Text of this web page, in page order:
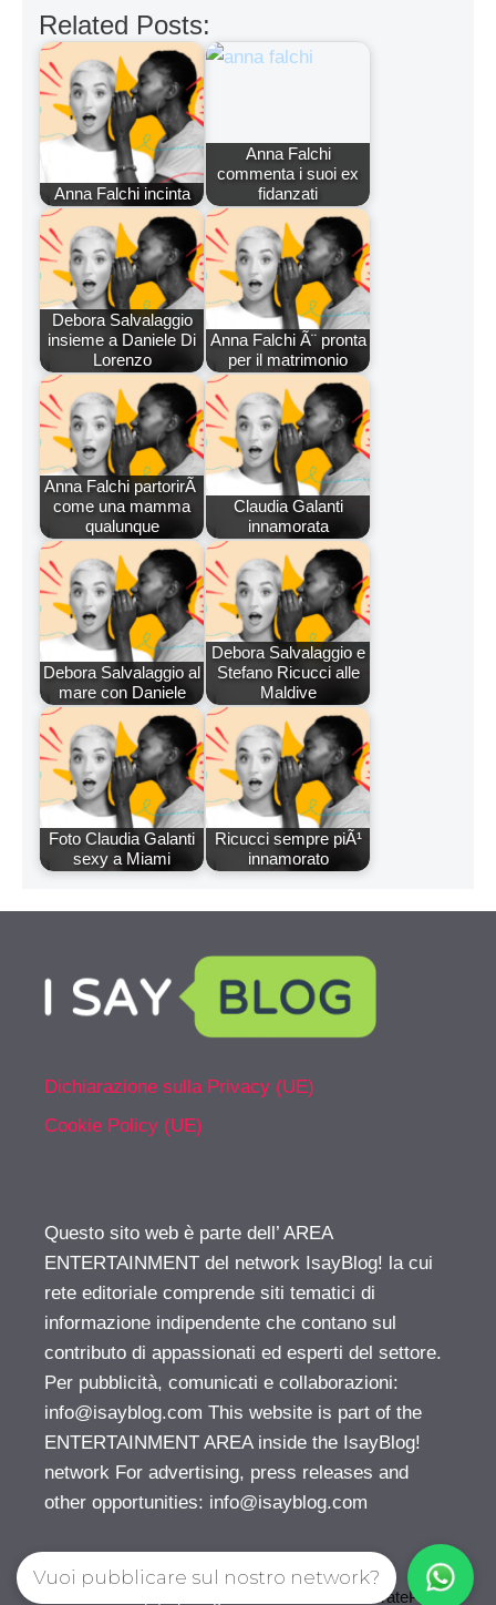
Related Posts:
Anna Falchi incinta
Anna Falchi
commenta i suoi ex
fidanzati
Debora Salvalaggio
insieme a Daniele Di
Lorenzo
Anna Falchi Ã¨ pronta
per il matrimonio
Anna Falchi partorirÃ
come una mamma
qualunque
Claudia Galanti
innamorata
Debora Salvalaggio al
mare con Daniele
Debora Salvalaggio e
Stefano Ricucci alle
Maldive
Foto Claudia Galanti
sexy a Miami
Ricucci sempre piÃ¹
innamorato
Dichiarazione sulla Privacy (UE)
Cookie Policy (UE)
Questo sito web è parte dell’ AREA
ENTERTAINMENT del network IsayBlog! la cui
rete editoriale comprende siti tematici di
informazione indipendente che contano sul
contributo di appassionati ed esperti del settore.
Per pubblicità, comunicati e collaborazioni:
info@isayblog.com This website is part of the
ENTERTAINMENT AREA inside the IsayBlog!
network For advertising, press releases and
other opportunities: info@isayblog.com
GeneratePress
Vuoi pubblicare sul nostro network?